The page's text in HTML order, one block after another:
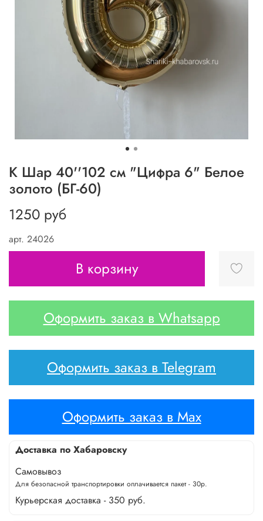
арт. 24026
К Шар 40''102 см "Цифра 6" Белое
золото (БГ-60)
1250 руб
В корзину
Оформить заказ в Whatsapp
Оформить заказ в Telegram
Оформить заказ в Max
Доставка по Хабаровску
Самовывоз
Для безопасной транспортировки оплачивается пакет - 30р.
Курьерская доставка - 350 руб.